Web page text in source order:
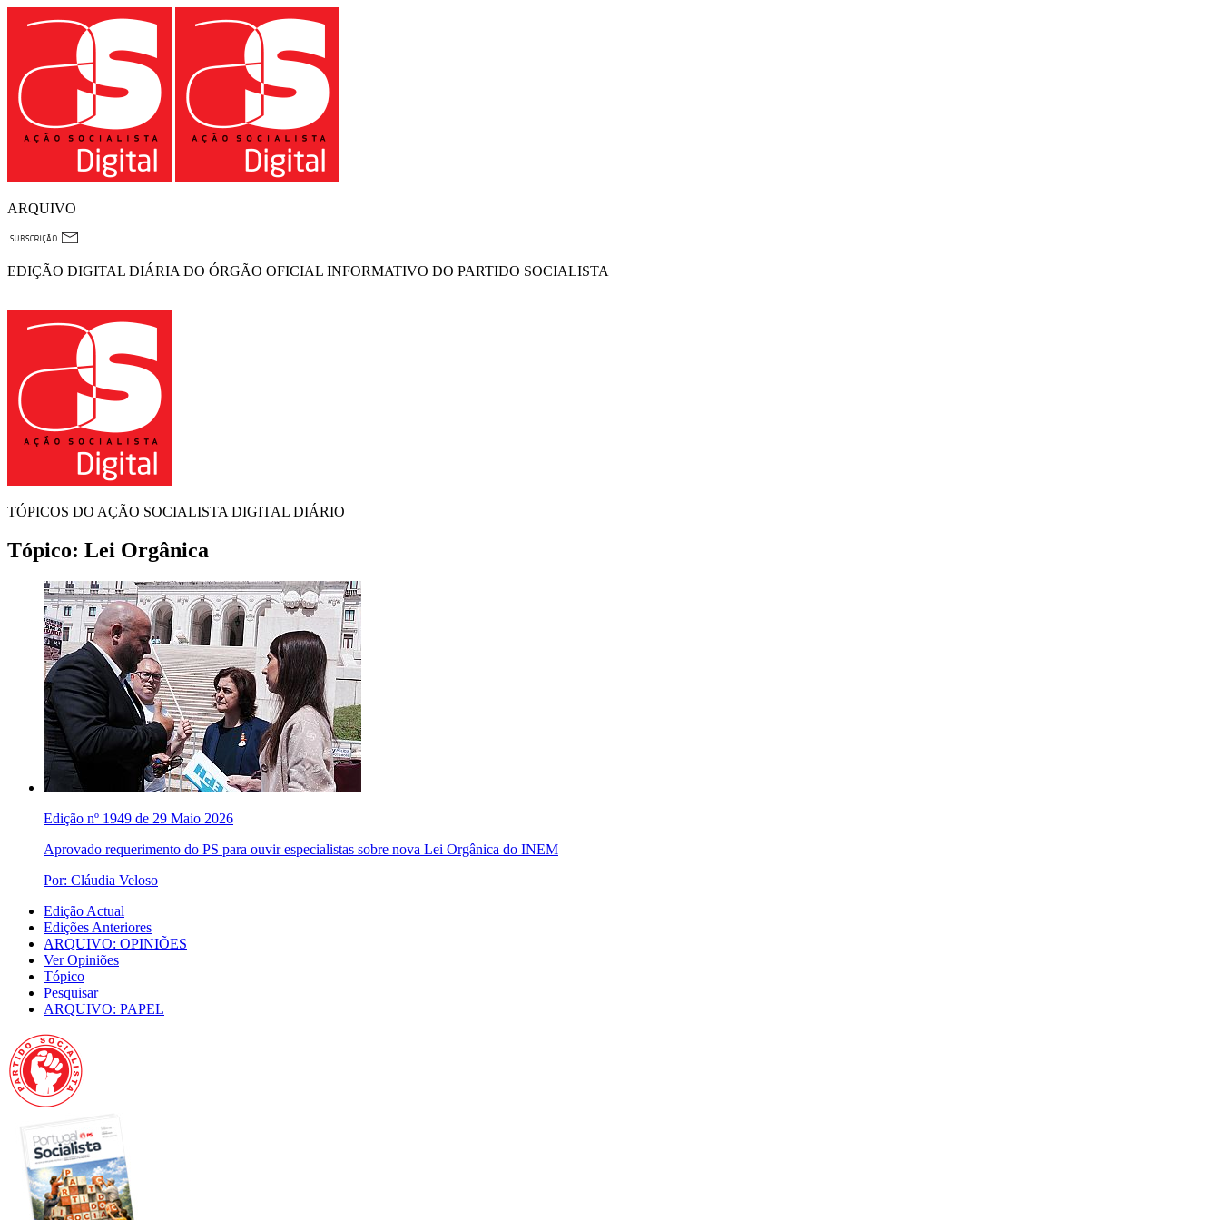
ARQUIVO
EDIÇÃO DIGITAL DIÁRIA DO ÓRGÃO OFICIAL INFORMATIVO DO PARTIDO SOCIALISTA
TÓPICOS DO AÇÃO SOCIALISTA DIGITAL DIÁRIO
Tópico: Lei Orgânica
Edição nº 1949 de 29 Maio 2026
Aprovado requerimento do PS para ouvir especialistas sobre nova Lei Orgânica do INEM
Por: Cláudia Veloso
Edição Actual
Edições Anteriores
ARQUIVO: OPINIÕES
Ver Opiniões
Tópico
Pesquisar
ARQUIVO: PAPEL